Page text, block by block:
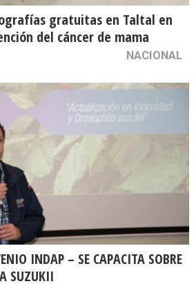
gratuitas en Taltal en
del cáncer de mama
NACIONAL
INDAP – SE CAPACITA SOBRE
SUZUKII